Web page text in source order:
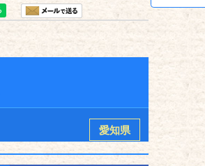
愛知県